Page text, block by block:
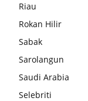
Riau
Rokan Hilir
Sabak
Sarolangun
Saudi Arabia
Selebriti